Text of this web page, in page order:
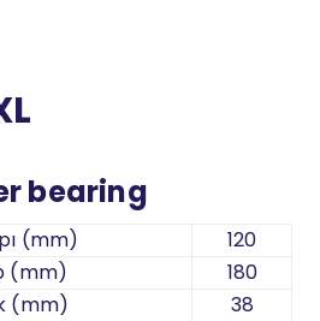
bearing
(mm)
120
(mm)
180
(mm)
38